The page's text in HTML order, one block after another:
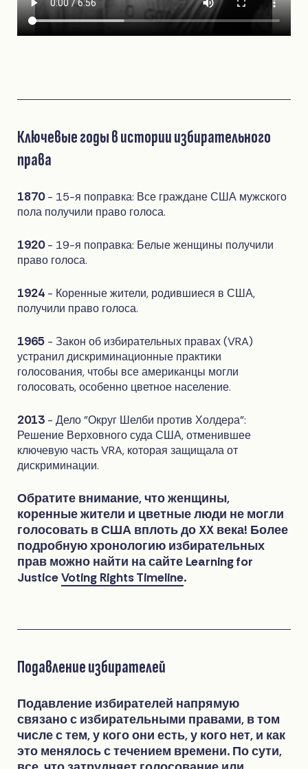
Ключевые годы в истории избирательного
права
1870- 15-я поправка: Все граждане США мужского
пола получили право голоса.
1920- 19-я поправка: Белые женщины получили
право голоса.
1924 - Коренные жители, родившиеся в США,
получили право голоса.
1965 - Закон об избирательных правах (VRA)
устранил дискриминационные практики
голосования, чтобы все американцы могли
голосовать, особенно цветное население.
2013 - Дело "Округ Шелби против Холдера":
Решение Верховного суда США, отменившее
ключевую часть VRA, которая защищала от
дискриминации.
Обратите внимание, что женщины,
коренные жители и цветные люди не могли
голосовать в США вплоть до XX века! Более
подробную хронологию избирательных
прав можно найти на сайте Learning for
JusticeVoting Rights Timeline.
Подавление избирателей
Подавление избирателей напрямую
связано с избирательными правами, в том
числе с тем, у кого они есть, у кого нет, и как
это менялось с течением времени. По сути,